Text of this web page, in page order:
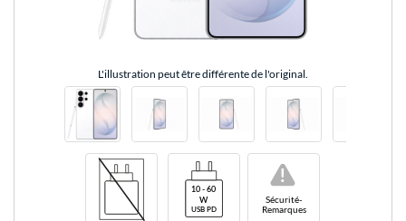
L'illustration peut être différente de l'original.
Sécurité-
Remarques
!